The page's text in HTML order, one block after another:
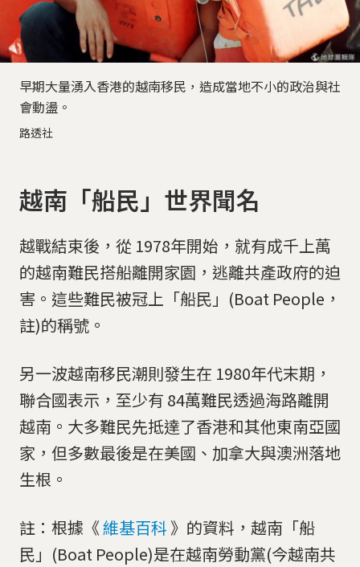
早期大量湧入香港的越南移民，造成當地不小的政治與社
會動盪。
路透社
越南「船民」世界聞名
越戰結束後，從 1978年開始，就有成千上萬
的越南難民搭船離開家園，逃離共產政府的迫
害。這些難民被冠上「船民」(Boat People，
註)的稱號。
另一波越南移民潮則發生在 1980年代末期，
聯合國表示，至少有 84萬難民透過海路離開
越南。大多難民先抵達了香港和其他東南亞國
家，但多數最後是在美國、加拿大與澳洲落地
生根。
註：根據《維基百科 》的資料，越南「船
民」(Boat People)是在越南勞動黨(今越南共